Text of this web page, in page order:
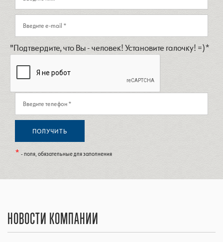
"Подтвердите, что Вы - человек! Установите галочку! =)*
* - поля, обязательные для заполнения
НОВОСТИ КОМПАНИИ